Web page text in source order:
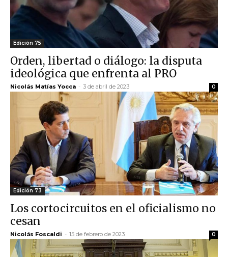
Edición 75
Orden, libertad o diálogo: la disputa
ideológica que enfrenta al PRO
Nicolás Matías Yocca - 3 de abril de 2023 0
Edición 73
Los cortocircuitos en el oficialismo no
cesan
Nicolás Foscaldi - 15 de febrero de 2023 0